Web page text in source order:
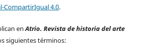
CompartirIgual 4.0.
enAtrio. Revista de historia del arte
siguientes términos: